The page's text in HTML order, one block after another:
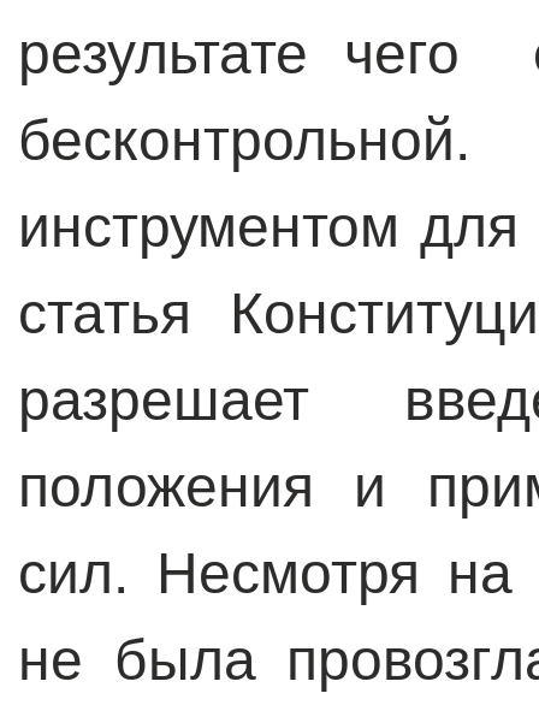
результате чего
инструментом
статья
разрешает
положения и
сил. Несмотря на
не была